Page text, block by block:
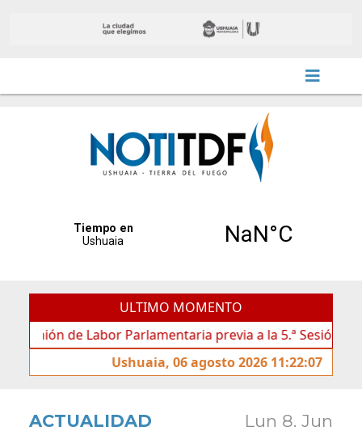
ULTIMO MOMENTO
de Labor Parlamentaria previa a la 5.ª Sesión Ordinaria
Ushuaia, 06 agosto 2026 11:22:07
ACTUALIDAD Lun 8. Jun